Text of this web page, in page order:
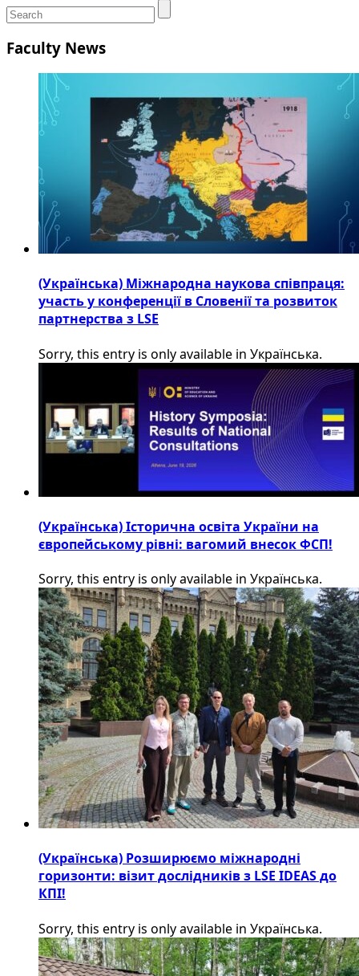
Faculty News
(Українська) Міжнародна наукова співпраця:
участь у конференції в Словенії та розвиток
партнерства з LSE
Sorry, this entry is only available in Українська.
(Українська) Історична освіта України на
європейському рівні: вагомий внесок ФСП!
Sorry, this entry is only available in Українська.
(Українська) Розширюємо міжнародні
горизонти: візит дослідників з LSE IDEAS до
КПІ!
Sorry, this entry is only available in Українська.